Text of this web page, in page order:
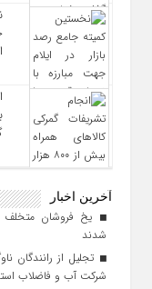
آخرین اخبار
یخ‌ فروشان متخلف
شدند
شرکت آب و فاضلاب